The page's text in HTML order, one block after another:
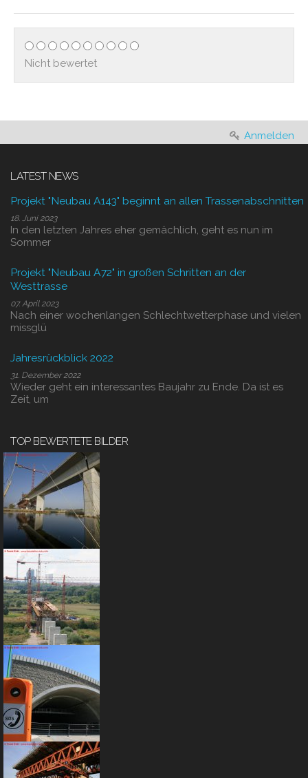
Nicht bewertet
Anmelden
LATEST NEWS
Projekt "Neubau A143" beginnt an allen Trassenabschnitten
18. Juni 2023
In den letzten Jahres eher gemächlich, geht es nun im
Sommer
Projekt "Neubau A72" in großen Schritten an der
Westtrasse
07. April 2023
Nach einer wochenlangen Schlechtwetterphase und vielen
missglü
Jahresrückblick 2022
31. Dezember 2022
Wieder geht ein interessantes Baujahr zu Ende. Da ist es
Zeit, um
TOP BEWERTETE BILDER